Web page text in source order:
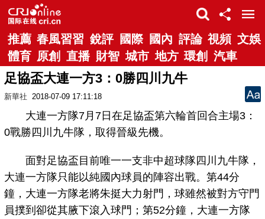
推薦 春風習習 銳評 國際 國內 評論 視頻 文娛
體育 原創 直播 財智 城市 地方 環創 汽車
足協盃大連一方3：0勝四川九牛
新華社 2018-07-09 17:11:18
大連一方隊7月7日在足協盃第六輪首回合主場3：
0戰勝四川九牛隊，取得晉級先機。
面對足協盃目前唯一一支非中超球隊四川九牛隊，
大連一方隊只能以純國內球員的陣容出戰。第44分
鐘，大連一方隊老將朱挺大力射門，球雖然被對方守門
員撲到卻從其腋下滾入球門；第52分鐘，大連一方隊